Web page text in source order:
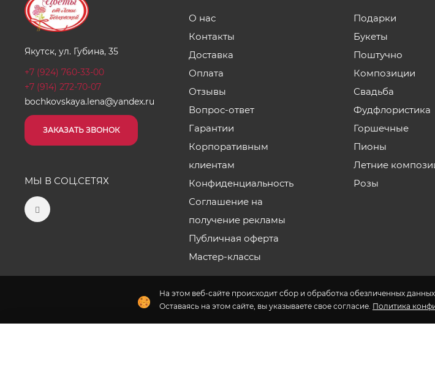
На этом веб-сайте происходит сбор и обработка обезличенных данных
Оставаясь на этом сайте, вы указываете свое согласие. Политика
Якутск, ул. Губина, 35
+7 (924) 760-33-00
+7 (914) 272-70-07
bochkovskaya.lena@yandex.ru
ЗАКАЗАТЬ ЗВОНОК
МЫ В СОЦ.СЕТЯХ
О нас
Контакты
Доставка
Оплата
Отзывы
Вопрос-ответ
Гарантии
Корпоративным
клиентам
Конфиденциальность
Соглашение на
получение рекламы
Публичная оферта
Мастер-классы
Подарки
Букеты
Поштучно
Композиции
Свадьба
Фудфлористика
Горшечные
Пионы
Летние
Розы